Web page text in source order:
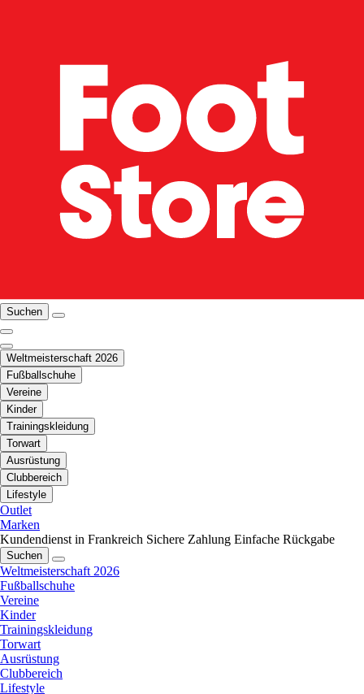
Suchen
Weltmeisterschaft 2026
Fußballschuhe
Vereine
Kinder
Trainingskleidung
Torwart
Ausrüstung
Clubbereich
Lifestyle
Outlet
Marken
Kundendienst in Frankreich Sichere Zahlung Einfache Rückgabe
Suchen
Weltmeisterschaft 2026
Fußballschuhe
Vereine
Kinder
Trainingskleidung
Torwart
Ausrüstung
Clubbereich
Lifestyle